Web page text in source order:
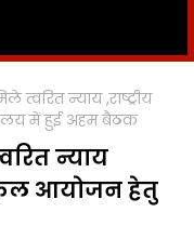
त्वरित न्याय ,राष्ट्रीय
में हुई अहम बैठक
न्याय
आयोजन हेतु